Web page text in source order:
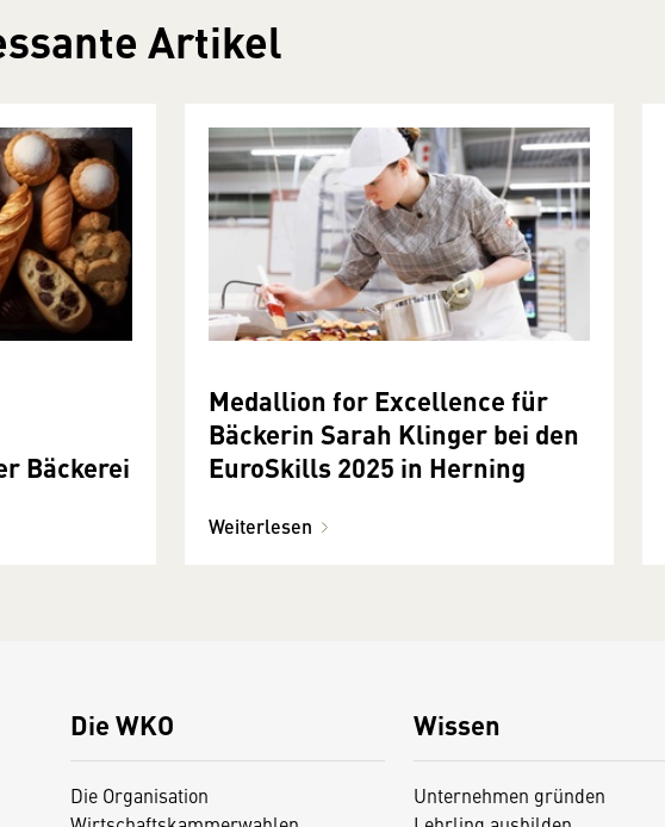
Artikel
Bäckerei
Medallion for Excellence für
Bäckerin Sarah Klinger bei den
EuroSkills 2025 in Herning
Weiterlesen
Die WKO
Die Organisation
Wissen
Unternehmen gründen